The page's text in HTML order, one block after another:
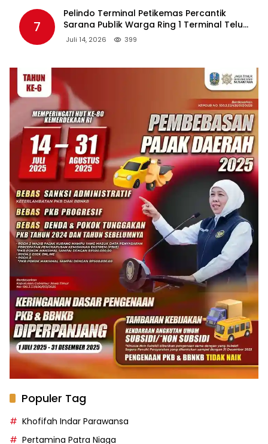
7
Pelindo Terminal Petikemas Percantik
Sarana Publik Warga Ring 1 Terminal Teluk
Lamong Lewat Program TJSL
Juli 14, 2026 399
Populer Tag
Khofifah Indar Parawansa
Pertamina Patra Niaga